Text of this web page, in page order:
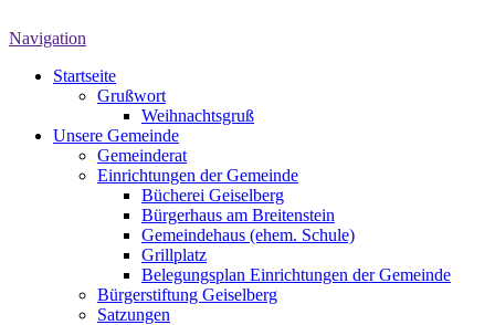
Navigation
Startseite
Grußwort
Weihnachtsgruß
Unsere Gemeinde
Gemeinderat
Einrichtungen der Gemeinde
Bücherei Geiselberg
Bürgerhaus am Breitenstein
Gemeindehaus (ehem. Schule)
Grillplatz
Belegungsplan Einrichtungen der Gemeinde
Bürgerstiftung Geiselberg
Satzungen